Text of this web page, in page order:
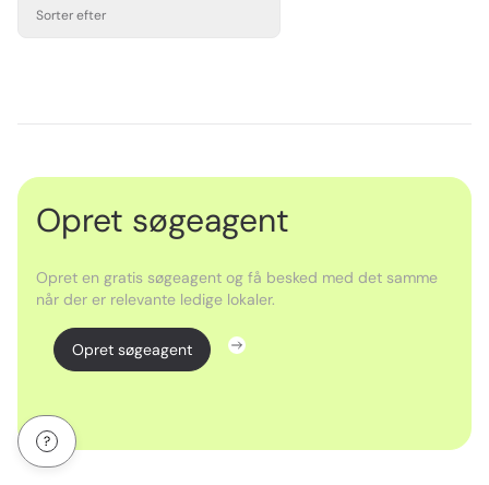
Sorter efter
Opret søgeagent
Opret en gratis søgeagent og få besked med det samme
når der er relevante ledige lokaler.
Opret søgeagent